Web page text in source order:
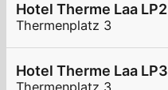
Hotel Therme Laa LP2
Thermenplatz 3
Hotel Therme Laa LP3